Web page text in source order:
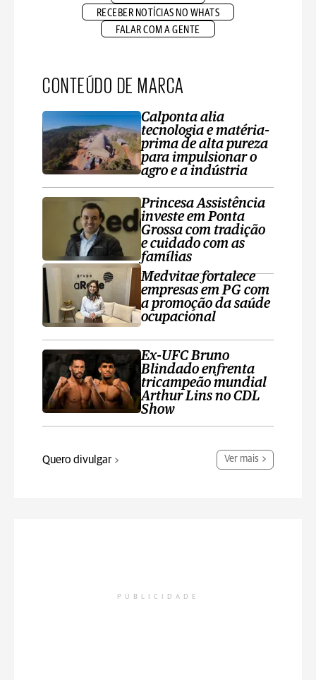
RECEBER NOTÍCIAS NO WHATS
FALAR COM A GENTE
CONTEÚDO DE MARCA
Calponta alia
tecnologia e matéria-
prima de alta pureza
para impulsionar o
agro e a indústria
Princesa Assistência
investe em Ponta
Grossa com tradição
e cuidado com as
famílias
Medvitae fortalece
empresas em PG com
a promoção da saúde
ocupacional
Ex-UFC Bruno
Blindado enfrenta
tricampeão mundial
Arthur Lins no CDL
Show
Quero divulgar Ver mais
PUBLICIDADE